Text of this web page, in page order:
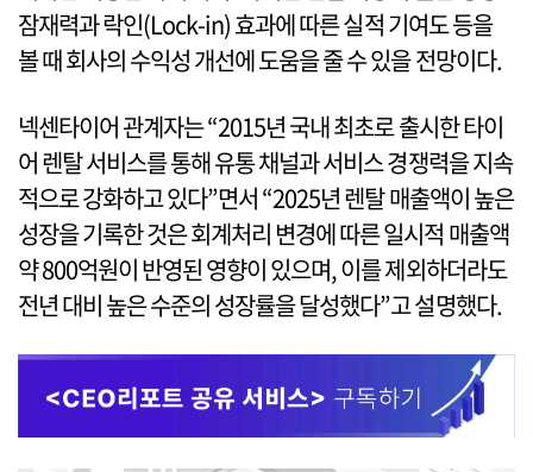
잠재력과 락인(Lock-in) 효과에 따른 실적 기여도 등을
볼 때 회사의 수익성 개선에 도움을 줄 수 있을 전망이다.
넥센타이어 관계자는 “2015년 국내 최초로 출시한 타이
어 렌탈 서비스를 통해 유통 채널과 서비스 경쟁력을 지속
적으로 강화하고 있다”면서 “2025년 렌탈 매출액이 높은
성장을 기록한 것은 회계처리 변경에 따른 일시적 매출액
약 800억원이 반영된 영향이 있으며, 이를 제외하더라도
전년 대비 높은 수준의 성장률을 달성했다”고 설명했다.